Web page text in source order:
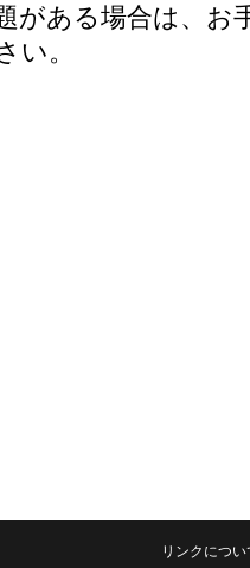
がある場合は、お
い。
リンクについ